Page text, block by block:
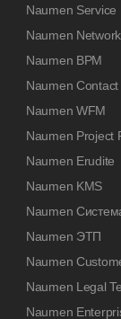
Naumen Service
Naumen
Naumen BPM
Naumen
Naumen WFM
Naumen Project
Naumen Erudite
Naumen KMS
Naumen
Naumen ЭТП
Naumen
Naumen Legal
Naumen